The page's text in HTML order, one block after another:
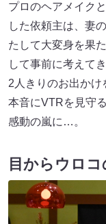
プロのヘアメイク
した依頼主は、妻
たして大変身を果
して事前に考えて
2人きりのお出か
本音にVTRを見守
感動の嵐に…。
目からウロコ